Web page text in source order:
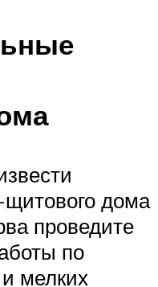
щитового дома
проведите
по
мелких